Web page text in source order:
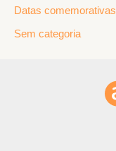
Datas comemorativas
Sem categoria